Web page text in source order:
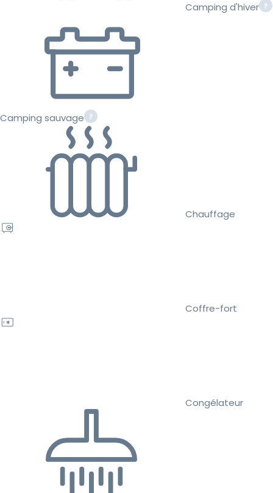
Camping d'hiver
Camping sauvage
Chauffage
Coffre-fort
Congélateur